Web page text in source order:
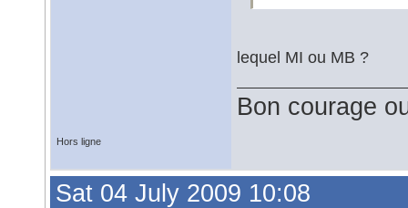
lequel MI ou MB ?
Bon courage
Hors ligne
Sat 04 July 2009 10:08